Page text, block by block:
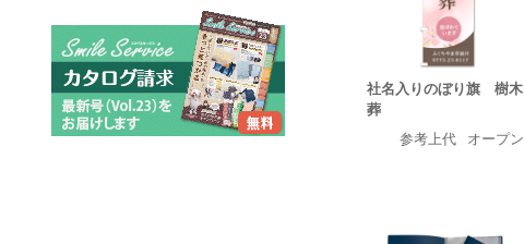
社名入りのぼり旗 樹木
葬
参考上代
オープン